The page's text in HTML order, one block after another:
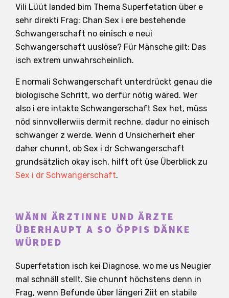
Vili Lüüt landed bim Thema Superfetation über e
sehr direkti Frag: Chan Sex i ere bestehende
Schwangerschaft no einisch e neui
Schwangerschaft uuslöse? Für Mänsche gilt: Das
isch extrem unwahrscheinlich.
E normali Schwangerschaft unterdrückt genau die
biologische Schritt, wo derfür nötig wäred. Wer
also i ere intakte Schwangerschaft Sex het, müss
nöd sinnvollerwiis dermit rechne, dadur no einisch
schwanger z werde. Wenn d Unsicherheit eher
daher chunnt, ob Sex i dr Schwangerschaft
grundsätzlich okay isch, hilft oft üse Überblick zu
Sex i dr Schwangerschaft.
WÄNN ÄRZTINNE UND ÄRZTE
ÜBERHAUPT A SO ÖPPIS DÄNKE
WÜRDED
Superfetation isch kei Diagnose, wo me us Neugier
mal schnäll stellt. Sie chunnt höchstens denn in
Frag, wenn Befunde über längeri Ziit en stabile